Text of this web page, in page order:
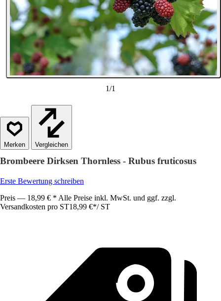
1/1
Vergleichen
Brombeere Dirksen Thornless - Rubus fruticosus
Erste Bewertung schreiben
Preis — 18,99 € * Alle Preise inkl. MwSt. und ggf. zzgl.
Versandkosten pro ST18,99 €*/ ST